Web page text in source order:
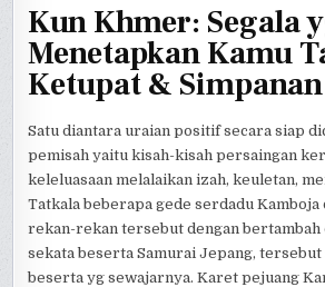
Kun Khmer: Segala
Menetapkan Kamu
Ketupat &
Satu diantara uraian positif secara siap
pemisah yaitu kisah-kisah persaingan
keleluasaan melalaikan izah, keuletan,
Tatkala beberapa gede serdadu
rekan-rekan tersebut dengan bertambah
sekata beserta Samurai Jepang, tersebut
beserta yg sewajarnya. Karet pejuang